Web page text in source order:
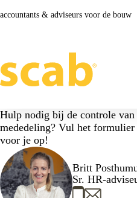
accountants & adviseurs voor de bouw
Hulp nodig bij de controle
mededeling? Vul het
voor je op!
Britt
Sr. HR-